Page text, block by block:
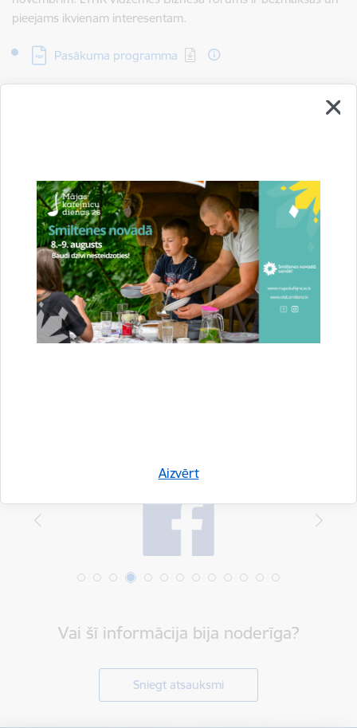
Aizvērt
pieejams ikvienam interesentam.
Lejupielādēt:
Pasākuma programma
Saistītas tēmas
Aktualitātes: Uzņēmējdarbība Attīstība
Drukāt lapu
Vai šī informācija bija noderīga?
Sniegt atsauksmi